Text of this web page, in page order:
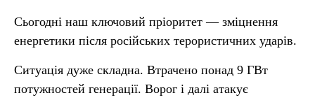
Сьогодні наш ключовий пріоритет — зміцнення
енергетики після російських терористичних ударів.
Ситуація дуже складна. Втрачено понад 9 ГВт
потужностей генерації. Ворог і далі атакує